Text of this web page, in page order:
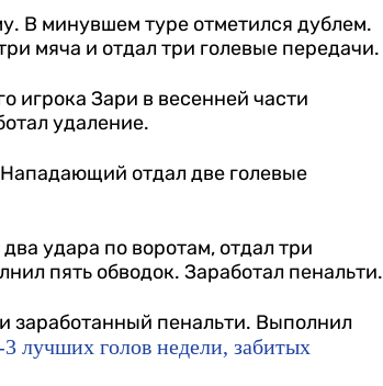
В минувшем туре отметился дублем.
мяча и отдал три голевые передачи.
игрока Зари в весенней части
удаление.
отдал две голевые
удара по воротам, отдал три
пять обводок. Заработал пенальти.
заработанный пенальти. Выполнил
лучших голов недели, забитых